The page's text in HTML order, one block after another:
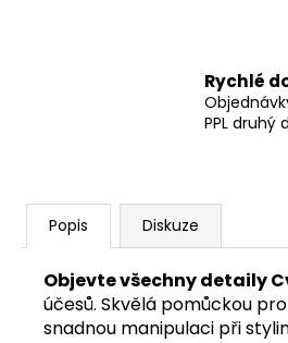
Rychlé
PPL druhý
Popis Diskuze
Objevte všechny detaily
účesů. Skvělá pomůckou
snadnou manipulaci při